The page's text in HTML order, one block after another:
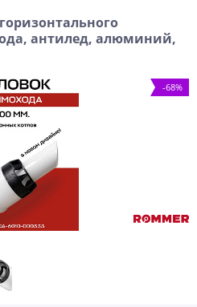
антилед, алюминий,
-68%